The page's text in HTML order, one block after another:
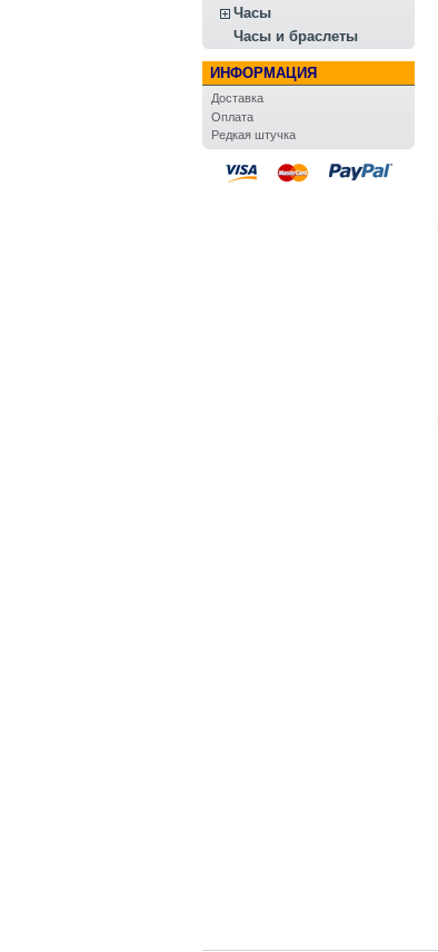
Часы
Часы и браслеты
ИНФОРМАЦИЯ
Доставка
Оплата
Редкая штучка